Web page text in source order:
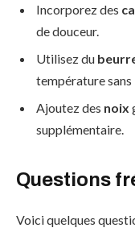
Incorporez des
de douceur.
Utilisez du
température sans
Ajoutez des noix
supplémentaire.
Questions
Voici quelques